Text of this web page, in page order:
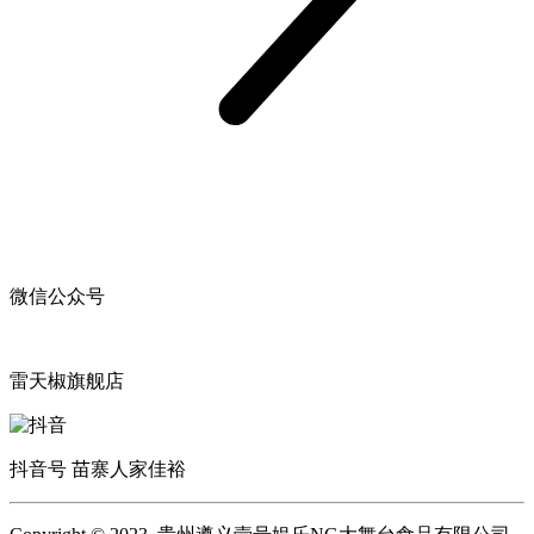
微信公众号
雷天椒旗舰店
抖音号 苗寨人家佳裕